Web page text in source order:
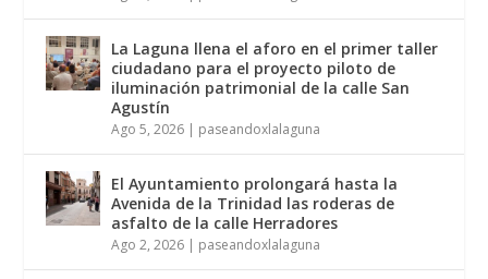
La Laguna llena el aforo en el primer taller
ciudadano para el proyecto piloto de
iluminación patrimonial de la calle San
Agustín
Ago 5, 2026 | paseandoxlalaguna
El Ayuntamiento prolongará hasta la
Avenida de la Trinidad las roderas de
asfalto de la calle Herradores
Ago 2, 2026 | paseandoxlalaguna